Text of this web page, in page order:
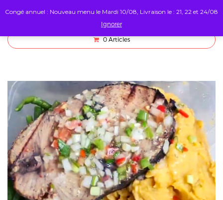
0 Articles
Congé annuel : Nouveau menu le Mardi 10/08, Livraison le : 21, 22 et 24/08
Ignorer